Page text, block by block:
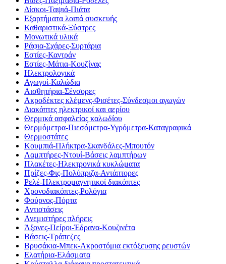
Δίσκοι-Ταψιά-Πιάτα
Εξαρτήματα λοιπά συσκευής
Καθαριστικά-Ξύστρες
Μονωτικά υλικά
Ράφια-Σχάρες-Συρτάρια
Εστίες-Καντράν
Εστίες-Μάτια-Κουζίνας
Ηλεκτρολογικά
Αγωγοί-Καλώδια
Αισθητήρια-Σένσορες
Ακροδέκτες κλέμενς-Φισέτες-Σύνδεσμοι αγωγών
Διακόπτες ηλεκτρικοί και αερίου
Θερμικά ασφαλείας καλωδίου
Θερμόμετρα-Πιεσόμετρα-Υγρόμετρα-Καταγραφικά
Θερμοστάτες
Κουμπιά-Πλήκτρα-Σκανδάλες-Μπουτόν
Λαμπτήρες-Ντουί-Βάσεις λαμπτήρων
Πλακέτες-Ηλεκτρονικά κυκλώματα
Πρίζες-Φις-Πολύπριζα-Αντάπτορες
Ρελέ-Ηλεκτρομαγνητικοί διακόπτες
Χρονοδιακόπτες-Ρολόγια
Φούρνος-Πόρτα
Αντιστάσεις
Ανεμιστήρες πλήρεις
Άξονες-Πείροι-Έδρανα-Κουζινέτα
Βάσεις-Τράπεζες
Βρυσάκια-Μπεκ-Ακροστόμια εκτόξευσης ρευστών
Ελατήρια-Ελάσματα